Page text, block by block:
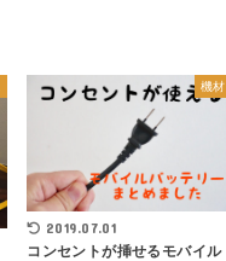
機材
2019.07.01
コンセントが挿せるモバイル